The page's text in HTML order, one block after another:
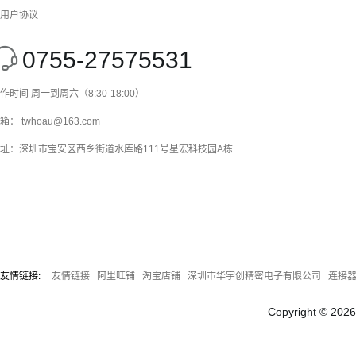
用户协议
0755-27575531
时间 周一到周六（8:30-18:00）
： twhoau@163.com
：深圳市宝安区西乡街道水库路111号星宏科技园A栋
友情链接: 友情链接 阿里旺铺 淘宝店铺 深圳市华宇创精密电子有限公司 连接
Copyright ©